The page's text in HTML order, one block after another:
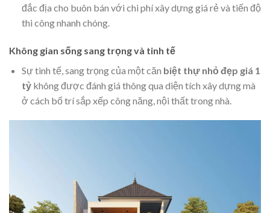
đắc địa cho buôn bán với chi phí xây dựng giá rẻ và tiến độ
thi công nhanh chóng.
Không gian sống sang trọng và tinh tế
Sự tinh tế, sang trọng của một căn biệt thự nhỏ đẹp giá 1
tỷkhông được đánh giá thông qua diện tích xây dựng mà
ở cách bố trí sắp xếp công năng, nội thất trong nhà.